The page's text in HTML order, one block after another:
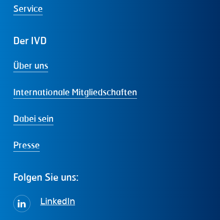
Service
Der IVD
Über uns
Internationale Mitgliedschaften
Dabei sein
Presse
Folgen Sie uns:
LinkedIn